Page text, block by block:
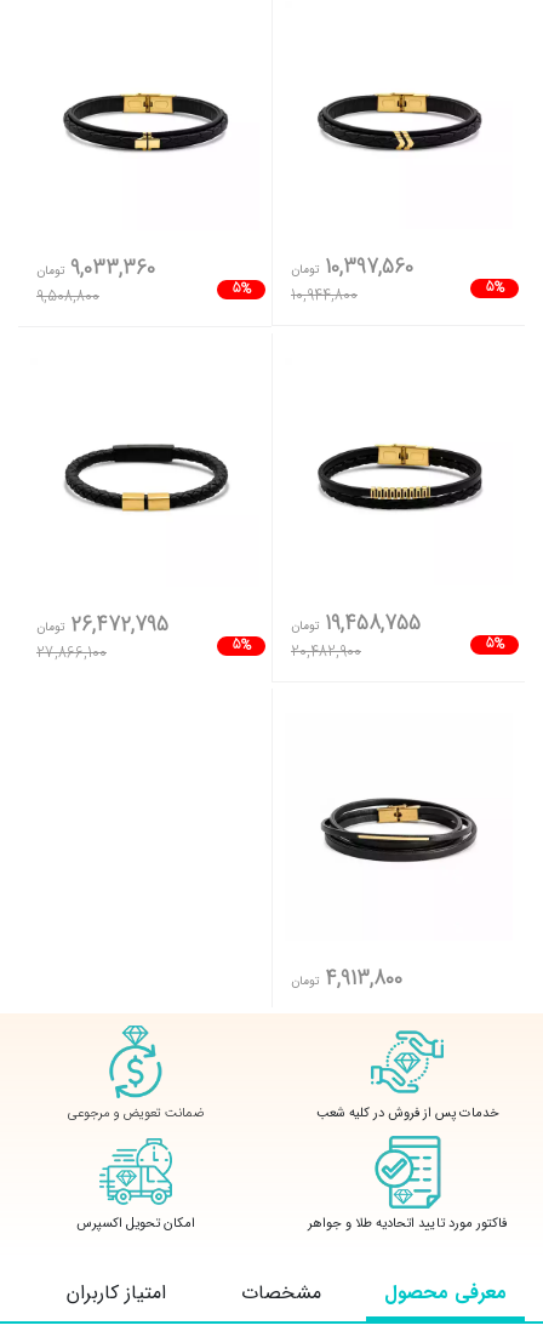
5%
10,397,560 تومان
10,944,800
5%
9,033,360 تومان
9,508,800
5%
19,458,755 تومان
20,482,900
5%
26,472,795 تومان
27,866,100
4,913,800 تومان
خدمات پس از فروش در کلیه شعب ضمانت تعویض و مرجوعی
فاکتور مورد تایید اتحادیه طلا و جواهر امکان تحویل اکسپرس
معرفی محصول مشخصات امتیاز کاربران